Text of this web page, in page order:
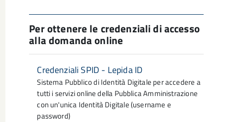
Per ottenere le credenziali di accesso
alla domanda online
Credenziali SPID - Lepida ID
Sistema Pubblico di Identità Digitale per accedere a
tutti i servizi online della Pubblica Amministrazione
con un'unica Identità Digitale (username e
password)